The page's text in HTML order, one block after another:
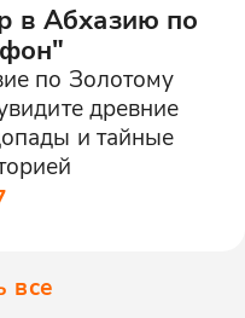
в Абхазию по
по Золотому
древние
и тайные
все